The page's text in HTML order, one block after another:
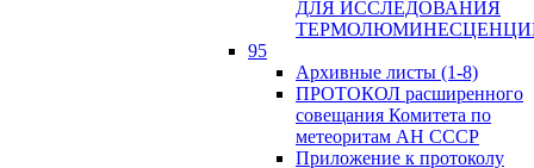
ДЛЯ ИССЛЕДОВАНИЯ
95
Архивные листы (1-8)
ПРОТОКОЛ расширенного
совещания Комитета по
метеоритам АН СССР
Приложение к протоколу